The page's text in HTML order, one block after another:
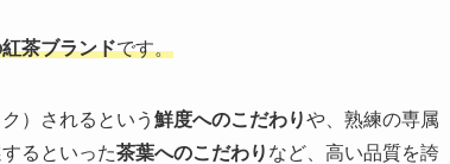
茶ブランドです。
）されるという 鮮度へのこだわりや、熟練の専属
るといった茶葉へのこだわり など、高い品質を誇